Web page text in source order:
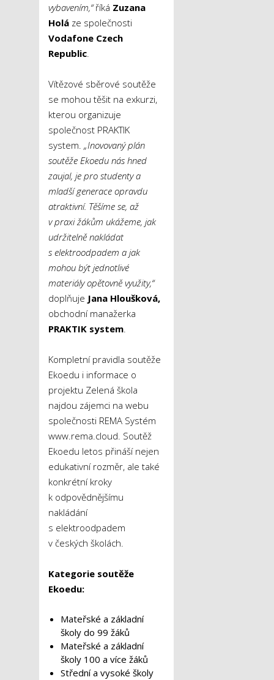
vybavením,“říká Zuzana
Holá ze společnosti
Vodafone Czech
Republic.
Vítězové sběrové soutěže
se mohou těšit na exkurzi,
kterou organizuje
společnost PRAKTIK
system. „Inovovaný plán
soutěže Ekoedu nás hned
zaujal, je pro studenty a
mladší generace opravdu
atraktivní. Těšíme se, až
v praxi žákům ukážeme, jak
udržitelně nakládat
s elektroodpadem a jak
mohou být jednotlivé
materiály opětovně využity,“
doplňuje Jana Hloušková,
obchodní manažerka
PRAKTIK system.
Kompletní pravidla soutěže
Ekoedu i informace o
projektu Zelená škola
najdou zájemci na webu
společnosti REMA Systém
www.rema.cloud. Soutěž
Ekoedu letos přináší nejen
edukativní rozměr, ale také
konkrétní kroky
k odpovědnějšímu
nakládání
s elektroodpadem
v českých školách.
Kategorie soutěže
Ekoedu:
Mateřské a základní
školy do 99 žáků
Mateřské a základní
školy 100 a více žáků
Střední a vysoké školy